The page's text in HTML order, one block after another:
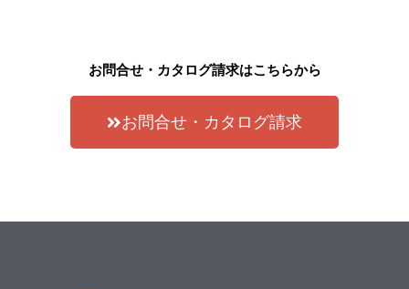
お問合せ・カタログ請求はこちらから
お問合せ・カタログ請求